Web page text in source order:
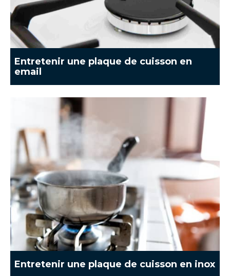
Entretenir une plaque de cuisson en
email
Entretenir une plaque de cuisson en inox